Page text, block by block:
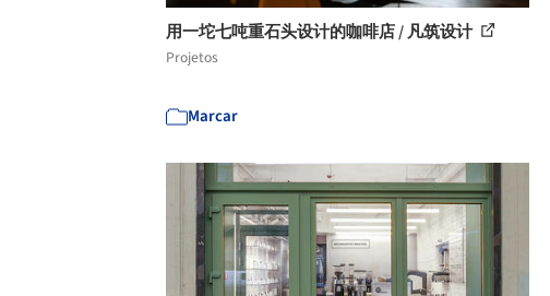
用一坨七吨重石头设计的咖啡店 / 凡筑设计
Projetos
Marcar